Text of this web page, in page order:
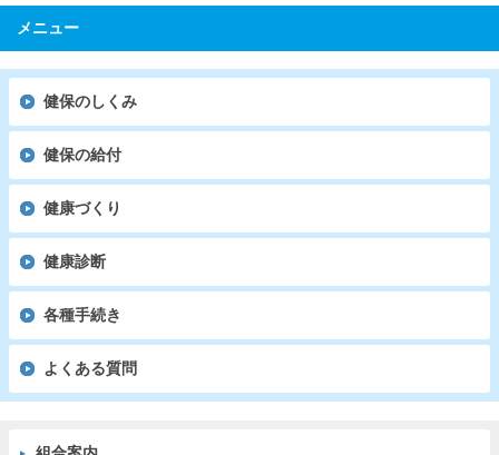
メニュー
健保のしくみ
健保の給付
健康づくり
健康診断
各種手続き
よくある質問